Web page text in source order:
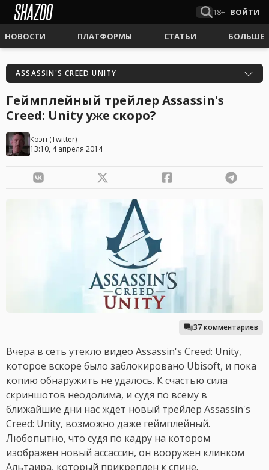
18+ ВОЙТИ
НОВОСТИ ПЛАТФОРМЫ СТАТЬИ БОЛЬШЕ
ASSASSIN'S CREED UNITY
Геймплейный трейлер Assassin's
Creed: Unity уже скоро?
Коэн (Twitter)
13:10, 4 апреля 2014
37 комментариев
Вчера в сеть утекло видео Assassin's Creed: Unity,
которое вскоре было заблокировано Ubisoft, и пока
копию обнаружить не удалось. К счастью сила
скриншотов неодолима, и судя по всему в
ближайшие дни нас ждет новый трейлер Assassin's
Creed: Unity, возможно даже геймплейный.
Любопытно, что судя по кадру на котором
изображен новый ассассин, он вооружен клинком
Альтаира, который прикреплен к спине.